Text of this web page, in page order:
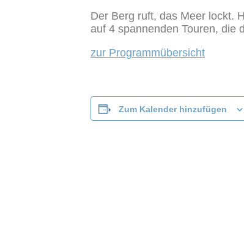
Der Berg ruft, das Meer lockt.
auf 4 spannenden Touren, die
zur Programmübersicht
Zum Kalender hinzufügen